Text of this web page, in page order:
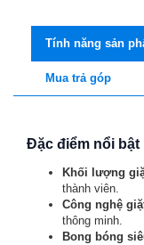
Tính năng sản
Mua trả góp
Đặc điểm nổi bật
Khối lượng
thành viên.
Công nghệ
thông minh.
Bong bóng